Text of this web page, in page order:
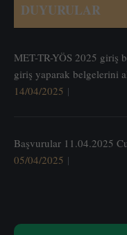
DUYURULAR
MET-TR-YÖS 2025 giriş
giriş yaparak belgelerini
14/04/2025
Başvurular 11.04.2025
05/04/2025